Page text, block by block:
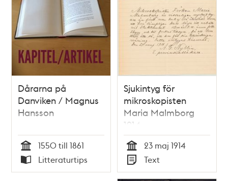
Dårarna på
Danviken / Magnus
Hansson
Tid
1550 till 1861
Typ
Litteraturtips
Sjukintyg för
mikroskopisten
Maria Malmborg
1914
Tid
23 maj 1914
Typ
Text